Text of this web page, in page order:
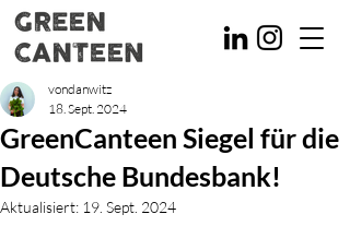
GreenCanteen Siegel für die
Deutsche Bundesbank!
vondanwitz
18. Sept. 2024
Aktualisiert: 19. Sept. 2024